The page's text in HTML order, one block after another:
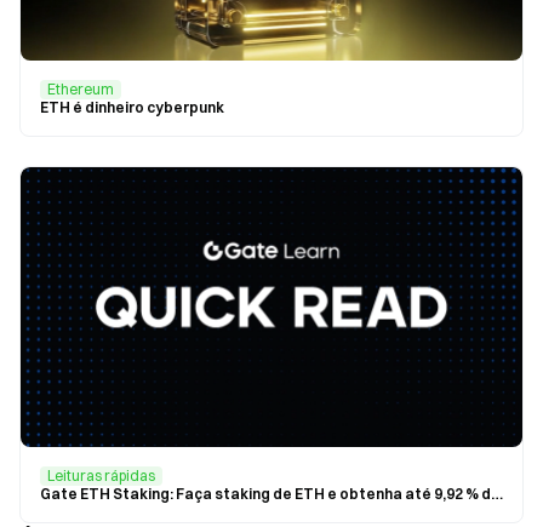
Ethereum
ETH é dinheiro cyberpunk
Leituras rápidas
Gate ETH Staking: Faça staking de ETH e obtenha até 9,92 % de retorno anualizado